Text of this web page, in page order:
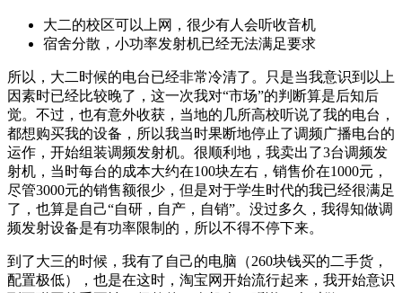
大二的校区可以上网，很少有人会听收音机
宿舍分散，小功率发射机已经无法满足要求
所以，大二时候的电台已经非常冷清了。只是当我意识到以上
因素时已经比较晚了，这一次我对“市场”的判断算是后知后
觉。不过，也有意外收获，当地的几所高校听说了我的电台，
都想购买我的设备，所以我当时果断地停止了调频广播电台的
运作，开始组装调频发射机。很顺利地，我卖出了3台调频发
射机，当时每台的成本大约在100块左右，销售价在1000元，
尽管3000元的销售额很少，但是对于学生时代的我已经很满足
了，也算是自己“自研，自产，自销”。没过多久，我得知做调
频发射设备是有功率限制的，所以不得不停下来。
到了大三的时候，我有了自己的电脑（260块钱买的二手货，
配置极低），也是在这时，淘宝网开始流行起来，我开始意识